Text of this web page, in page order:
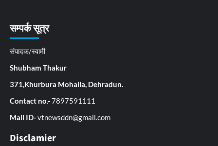
सम्पर्क सूत्र
संपादक/स्वामी
Shubham Thakur
371,Khurbura Mohalla, Dehradun.
Contact no.-7897591111
Mail ID-vtnewsddn@gmail.com
Disclamier